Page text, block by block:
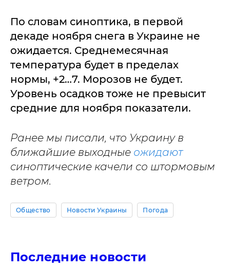
По словам синоптика, в первой
декаде ноября снега в Украине не
ожидается. Среднемесячная
температура будет в пределах
нормы, +2…7. Морозов не будет.
Уровень осадков тоже не превысит
средние для ноября показатели.
Ранее мы писали, что Украину в
ближайшие выходные ожидают
синоптические качели со штормовым
ветром.
Общество Новости Украины Погода
Последние новости